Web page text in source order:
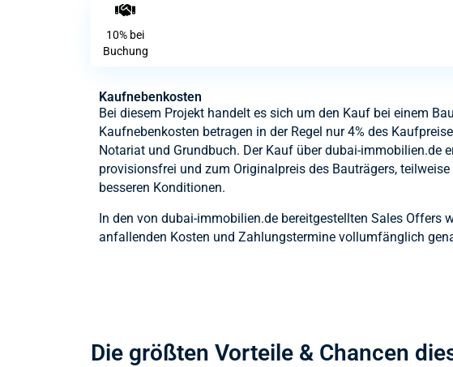
10% bei
Buchung
Kaufnebenkosten
Bei diesem Projekt handelt es sich um den Kauf bei einem
Kaufnebenkosten betragen in der Regel nur 4% des
Notariat und Grundbuch. Der Kauf über dubai-immobilien.de
provisionsfrei und zum Originalpreis des Bauträgers, teilweise
besseren Konditionen.
In den von dubai-immobilien.de bereitgestellten Sales Offers
anfallenden Kosten und Zahlungstermine vollumfänglich
Die größten Vorteile & Chancen